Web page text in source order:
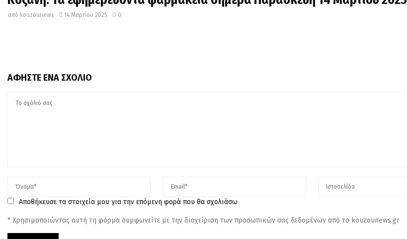
από kouzounews 14 Μαρτίου 2025 0
ΑΦΉΣΤΕ ΈΝΑ ΣΧΌΛΙΟ
Αποθήκευσε τα στοιχεία μου για την επόμενη φορά που θα σχολιάσω
* Χρησιμοποιώντας αυτή τη φόρμα συμφωνείτε με την διαχείριση των προσωπικών σας δεδομένων από το kouzounews.gr